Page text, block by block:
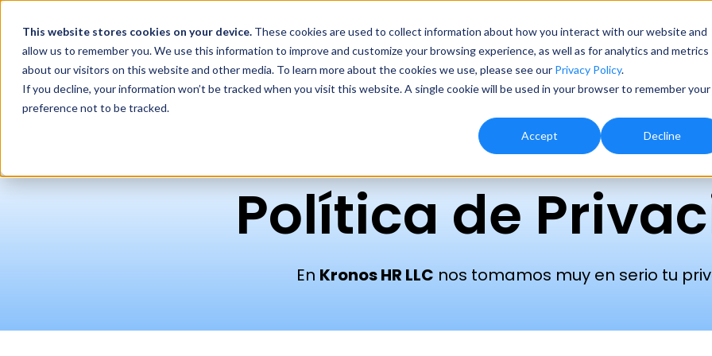
This website stores cookies on your device. These cookies are used to collect information about how you interact with our website and
allow us to remember you. We use this information to improve and customize your browsing experience, as well as for analytics and metrics
about our visitors on this website and other media. To learn more about the cookies we use, please see our Privacy Policy.
If you decline, your information won’t be tracked when you visit this website. A single cookie will be used in your browser to remember your
preference not to be tracked.
Accept Decline
Inicio Sobre Kronos Producto & Precios
Política de
En Kronos HR LLC nos tomamos muy en serio tu